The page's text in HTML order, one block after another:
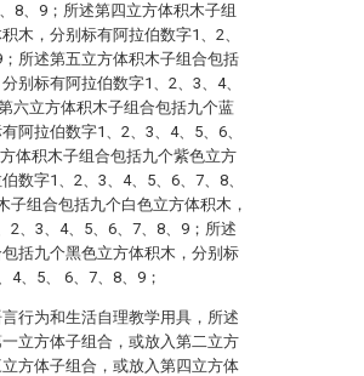
8、9；所述第四立方体积木子组
木，分别标有阿拉伯数字1、2、
所述第五立方体积木子组合包括
别标有阿拉伯数字1、2、3、4、
六立方体积木子组合包括九个蓝
阿拉伯数字1、2、3、4、5、6、
体积木子组合包括九个紫色立方
数字1、2、3、4、5、6、7、8、
子组合包括九个白色立方体积木，
2、3、4、5、6、7、8、9；所述
括九个黑色立方体积木，分别标
4、5、 6、7、8、9；
行为和生活自理教学用具，所述
立方体子组合，或放入第二立方
方体子组合，或放入第四立方体